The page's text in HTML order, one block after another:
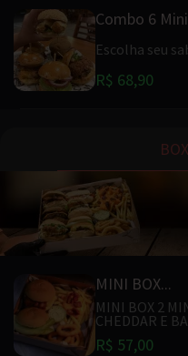
Combo 6
Escolha seu
R$ 68,90
MINI BOX...
MINI BOX 2
CHEDDAR E
R$ 57,00